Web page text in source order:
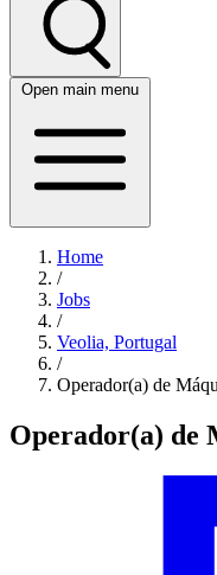
Open main menu
Home
/
Jobs
/
Veolia, Portugal
/
Operador(a) de
Operador(a) de